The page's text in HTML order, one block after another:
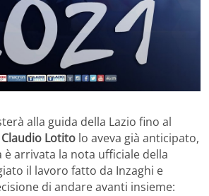
alla guida della Lazio fino al
Claudio Lotito lo aveva già anticipato,
arrivata la nota ufficiale della
il lavoro fatto da Inzaghi e
di andare avanti insieme: